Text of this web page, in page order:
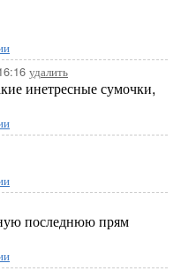
удалить
инетресные сумочки,
последнюю прям